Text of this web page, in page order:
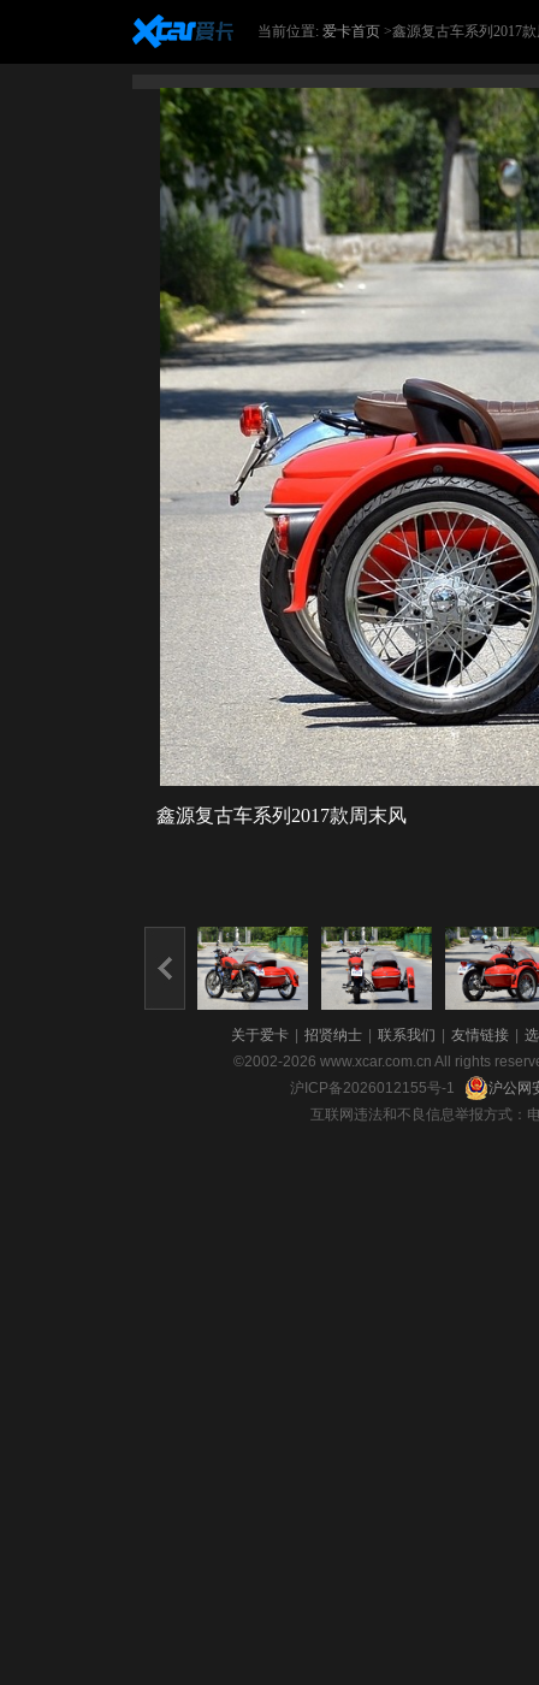
当前位置: 爱卡首页 >鑫源复古车系列2017
鑫源复古车系列2017款周末风
关于爱卡 招贤纳士 联系我们 友情链接
©2002-2026 www.xcar.com.cn All rights
沪ICP备2026012155号-1
沪公网
互联网违法和不良信息举报方式：